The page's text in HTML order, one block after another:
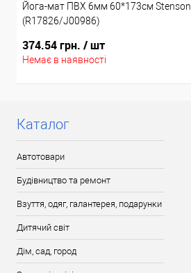
Йога-мат ПВХ 6мм 60*173см Stenson
(R17826/J00986)
374.54 грн. / шт
Немає в наявності
Каталог
Автотовари
Будівництво та ремонт
Взуття, одяг, галантерея, подарунки
Дитячий світ
Дім, сад, город